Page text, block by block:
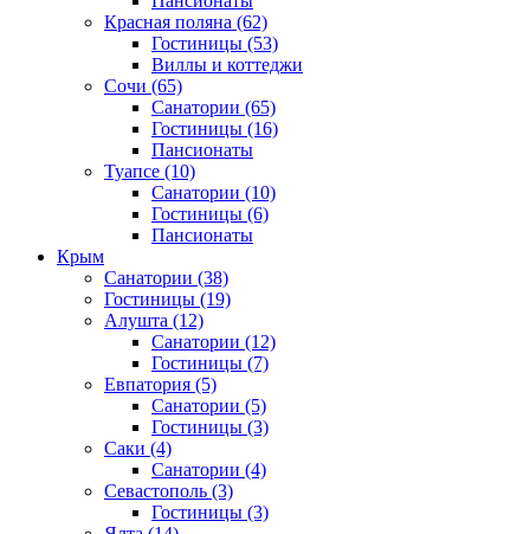
Красная поляна (62)
Гостиницы (53)
Виллы и коттеджи
Сочи (65)
Санатории (65)
Гостиницы (16)
Пансионаты
Туапсе (10)
Санатории (10)
Гостиницы (6)
Пансионаты
Крым
Санатории (38)
Гостиницы (19)
Алушта (12)
Санатории (12)
Гостиницы (7)
Евпатория (5)
Санатории (5)
Гостиницы (3)
Саки (4)
Санатории (4)
Севастополь (3)
Гостиницы (3)